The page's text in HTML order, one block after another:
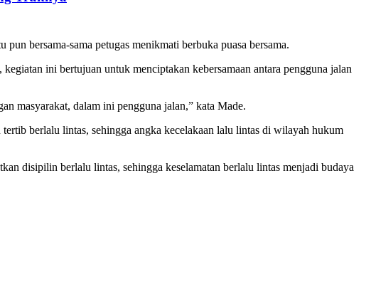
bersama-sama petugas menikmati berbuka puasa bersama.
ini bertujuan untuk menciptakan kebersamaan antara pengguna jalan
masyarakat, dalam ini pengguna jalan,” kata Made.
berlalu lintas, sehingga angka kecelakaan lalu lintas di wilayah hukum
disipilin berlalu lintas, sehingga keselamatan berlalu lintas menjadi budaya